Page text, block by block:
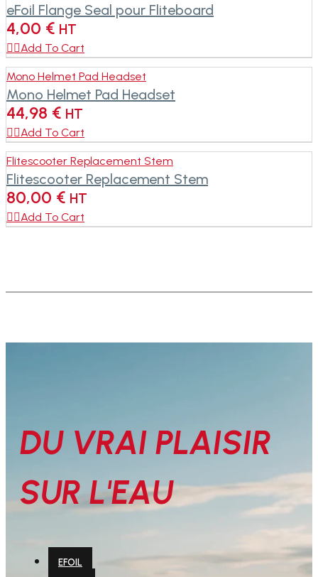
eFoil Flange Seal pour Fliteboard
4,00 € HT
Add To Cart
Mono Helmet Pad Headset
Mono Helmet Pad Headset
44,98 € HT
Add To Cart
Flitescooter Replacement Stem
Flitescooter Replacement Stem
80,00 € HT
Add To Cart
DU VRAI PLAISIR
SUR L'EAU
EFOIL